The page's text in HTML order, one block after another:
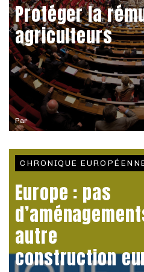
Par
Protéger la
agriculteurs
CHRONIQUE
Europe : pas
autre
construction